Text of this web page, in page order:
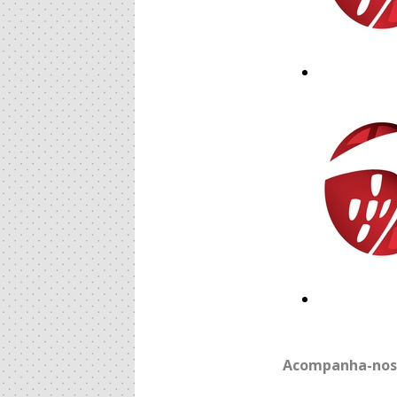
Acompanha-